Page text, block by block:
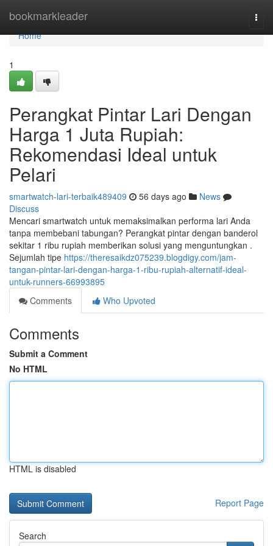
bookmarkleader
Home
Home
1
Perangkat Pintar Lari Dengan
Harga 1 Juta Rupiah:
Rekomendasi Ideal untuk
Pelari
smartwatch-lari-terbaik489409 56 days ago
News
Discuss
Mencari smartwatch untuk memaksimalkan performa lari Anda
tanpa membebani tabungan? Perangkat pintar dengan banderol
sekitar 1 ribu rupiah memberikan solusi yang menguntungkan .
Sejumlah tipe https://theresaikdz075239.blogdigy.com/jam-
tangan-pintar-lari-dengan-harga-1-ribu-rupiah-alternatif-ideal-
untuk-runners-66993895
Comments
Who Upvoted
Comments
Submit a Comment
No HTML
HTML is disabled
Report Page
Search